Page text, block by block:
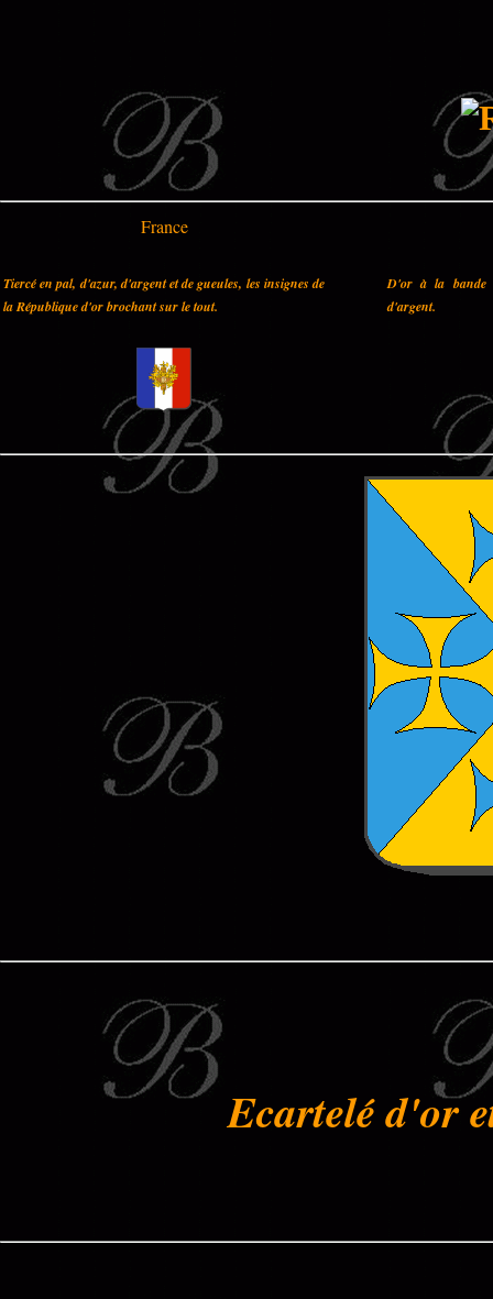
France
Tiercé en pal, d'azur, d'argent et de gueules, les insignes de
la République d'or brochant sur le tout.
D'or à la bande
d'argent.
Ecartelé d'or